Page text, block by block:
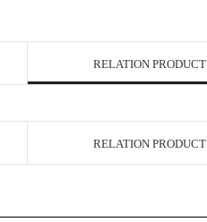
RELATION PRODUCT
RELATION PRODUCT